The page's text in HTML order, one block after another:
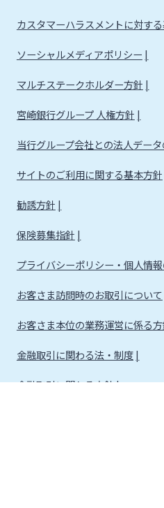
カスタマーハラスメントに対す
ソーシャルメディアポリシー
マルチステークホルダー方針
宮崎銀行グループ 人権方針
当行グループ会社との法人デー
サイトのご利用に関する基本方針
勧誘方針
保険募集指針
プライバシーポリシー・個人情
お客さま訪問時のお取引について
お客さま本位の業務運営に係る
金融取引に関わる法・制度
金融取引に関わる方針